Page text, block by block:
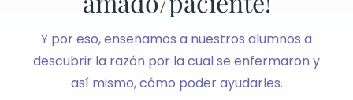
Y por eso, enseñamos a nuestros alumnos a
descubrir la razón por la cual se enfermaron y
así mismo, cómo poder ayudarles.